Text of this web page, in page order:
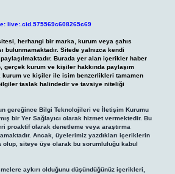
live:.cid.575569c608265c69
herhangi bir marka, kurum veya şahıs
bulunmamaktadır. Sitede yalnızca kendi
paylaşılmaktadır. Burada yer alan içerikler haber
gerçek kurum ve kişiler hakkında paylaşım
kurum ve kişiler ile isim benzerlikleri tamamen
taslak halindedir ve tavsiye niteliği
gereğince Bilgi Teknolojileri ve İletişim Kurumu
bir Yer Sağlayıcı olarak hizmet vermektedir. Bu
proaktif olarak denetleme veya araştırma
Ancak, üyelerimiz yazdıkları içeriklerin
olup, siteye üye olarak bu sorumluluğu kabul
aykırı olduğunu düşündüğünüz içerikleri,